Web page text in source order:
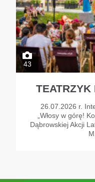
43
TEATRZYK
26.07.2026 r.
„Włosy w górę!
Dąbrowskiej Akcji